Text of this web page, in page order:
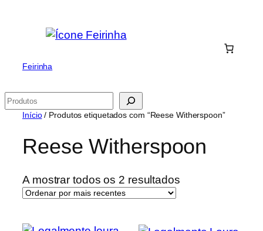
Feirinha
Pesquisar
Início/ Produtos etiquetados com “Reese Witherspoon”
Reese Witherspoon
A mostrar todos os 2 resultadosOrdenado